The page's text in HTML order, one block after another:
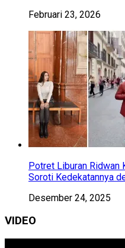
Februari 23, 2026
Potret Liburan Ridwan
Soroti Kedekatannya
Desember 24, 2025
VIDEO